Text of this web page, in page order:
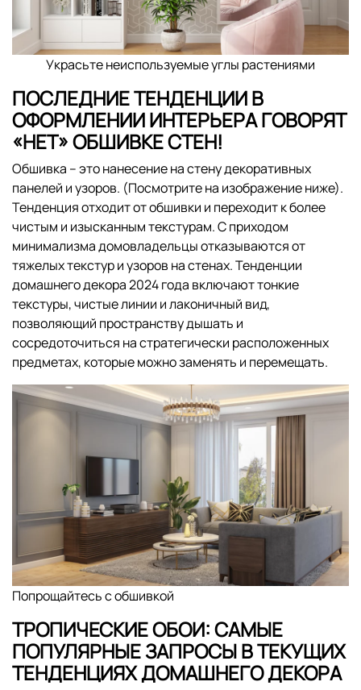
Украсьте неиспользуемые углы растениями
ПОСЛЕДНИЕ ТЕНДЕНЦИИ В
ОФОРМЛЕНИИ ИНТЕРЬЕРА ГОВОРЯТ
«НЕТ» ОБШИВКЕ СТЕН!
Обшивка – это нанесение на стену декоративных
панелей и узоров. (Посмотрите на изображение ниже).
Тенденция отходит от обшивки и переходит к более
чистым и изысканным текстурам. С приходом
минимализма домовладельцы отказываются от
тяжелых текстур и узоров на стенах. Тенденции
домашнего декора 2024 года включают тонкие
текстуры, чистые линии и лаконичный вид,
позволяющий пространству дышать и
сосредоточиться на стратегически расположенных
предметах, которые можно заменять и перемещать.
Попрощайтесь с обшивкой
ТРОПИЧЕСКИЕ ОБОИ: САМЫЕ
ПОПУЛЯРНЫЕ ЗАПРОСЫ В ТЕКУЩИХ
ТЕНДЕНЦИЯХ ДОМАШНЕГО ДЕКОРА